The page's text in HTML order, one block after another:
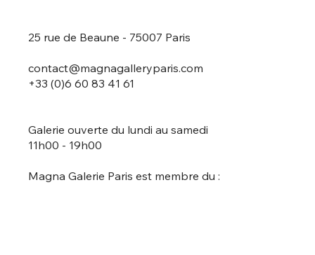
25 rue de Beaune - 75007 Paris
contact@magnagalleryparis.com
+33 (0)6 60 83 41 61
Galerie ouverte du lundi au samedi
11h00 - 19h00
Magna Galerie Paris est membre du :